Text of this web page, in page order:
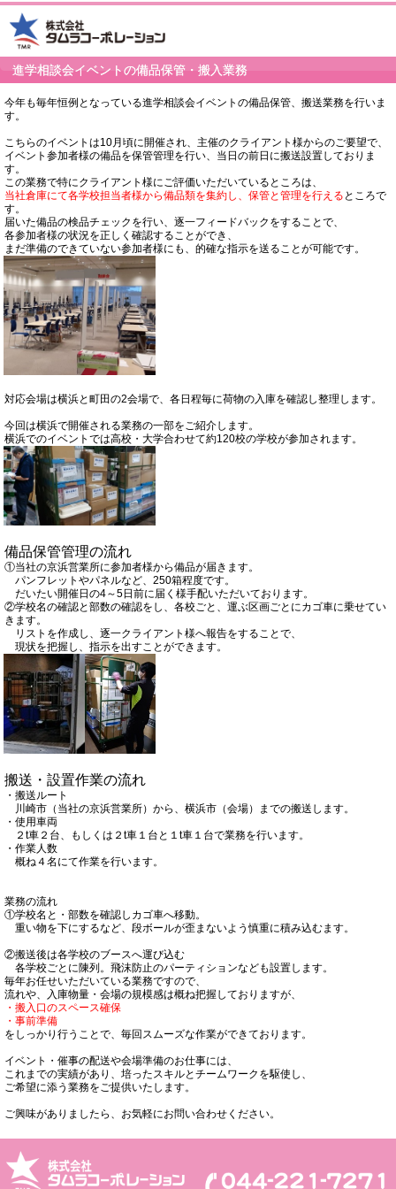
進学相談会イベントの備品保管・搬入業務
今年も毎年恒例となっている進学相談会イベントの備品保管、搬送業務を行いま
す。
こちらのイベントは10月頃に開催され、主催のクライアント様からのご要望で、
イベント参加者様の備品を保管管理を行い、当日の前日に搬送設置しておりま
す。
この業務で特にクライアント様にご評価いただいているところは、
当社倉庫にて各学校担当者様から備品類を集約し、保管と管理を行える ところで
す。
届いた備品の検品チェックを行い、逐一フィードバックをすることで、
各参加者様の状況を正しく確認することができ、
まだ準備のできていない参加者様にも、的確な指示を送ることが可能です。
対応会場は横浜と町田の2会場で、各日程毎に荷物の入庫を確認し整理します。
今回は横浜で開催される業務の一部をご紹介します。
横浜でのイベントでは高校・大学合わせて約120校の学校が参加されます。
備品保管管理の流れ
①当社の京浜営業所に参加者様から備品が届きます。
パンフレットやパネルなど、250箱程度です。
だいたい開催日の4～5日前に届く様手配いただいております。
②学校名の確認と部数の確認をし、各校ごと、運ぶ区画ごとにカゴ車に乗せてい
きます。
リストを作成し、逐一クライアント様へ報告をすることで、
現状を把握し、指示を出すことができます。
搬送・設置作業の流れ
・搬送ルート
川崎市（当社の京浜営業所）から、横浜市（会場）までの搬送します。
・使用車両
２t車２台、もしくは２t車１台と１t車１台で業務を行います。
・作業人数
概ね４名にて作業を行います。
業務の流れ
①学校名と・部数を確認しカゴ車へ移動。
重い物を下にするなど、段ボールが歪まないよう慎重に積み込むます。
②搬送後は各学校のブースへ運び込む
各学校ごとに陳列。飛沫防止のパーティションなども設置します。
毎年お任せいただいている業務ですので、
流れや、入庫物量・会場の規模感は概ね把握しておりますが、
・搬入口のスペース確保
・事前準備
をしっかり行うことで、毎回スムーズな作業ができております。
イベント・催事の配送や会場準備のお仕事には、
これまでの実績があり、培ったスキルとチームワークを駆使し、
ご希望に添う業務をご提供いたします。
ご興味がありましたら、お気軽にお問い合わせください。